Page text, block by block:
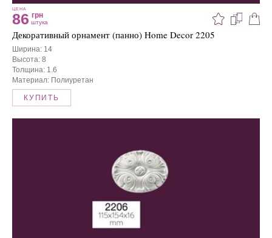
ЦЕНА
86 грн
штука
Декоративный орнамент (панно) Home Decor 2205
Ширина: 14
Высота: 8
Толщина: 1.6
Материал: Полиуретан
КУПИТЬ